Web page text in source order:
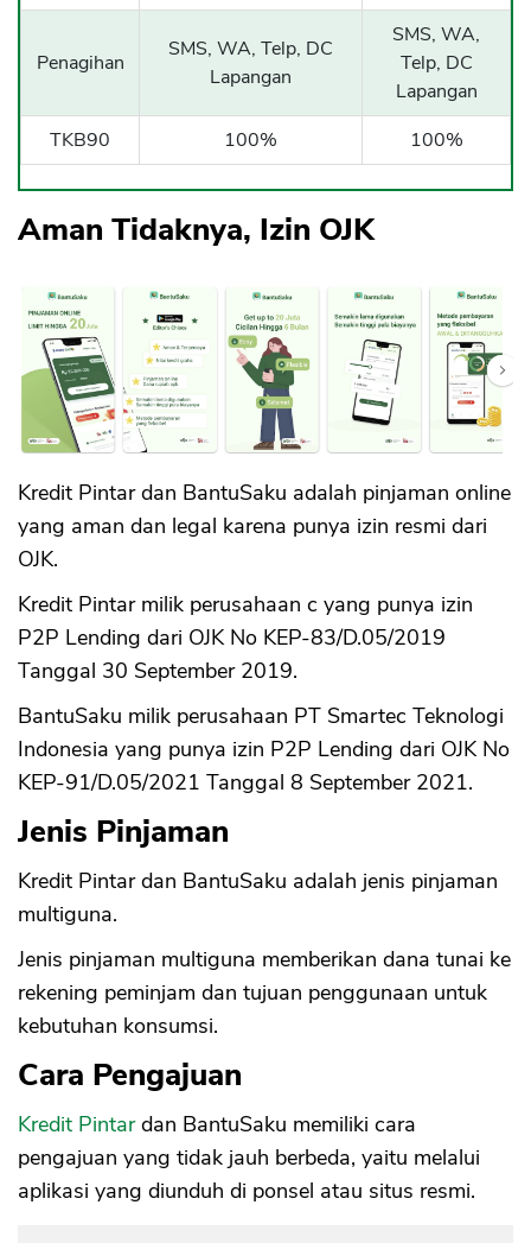
Penagihan
SMS, WA, Telp, DC
Lapangan
SMS, WA,
Telp, DC
Lapangan
TKB90
100% 100%
Aman Tidaknya, Izin OJK
Kredit Pintar dan BantuSaku adalah pinjaman online
yang aman dan legal karena punya izin resmi dari
OJK.
Kredit Pintar milik perusahaan c yang punya izin
P2P Lending dari OJK No KEP-83/D.05/2019
Tanggal 30 September 2019.
BantuSaku milik perusahaan PT Smartec Teknologi
Indonesia yang punya izin P2P Lending dari OJK No
KEP-91/D.05/2021 Tanggal 8 September 2021.
Jenis Pinjaman
Kredit Pintar dan BantuSaku adalah jenis pinjaman
multiguna.
Jenis pinjaman multiguna memberikan dana tunai ke
rekening peminjam dan tujuan penggunaan untuk
kebutuhan konsumsi.
Cara Pengajuan
Kredit Pintardan BantuSaku memiliki cara
pengajuan yang tidak jauh berbeda, yaitu melalui
aplikasi yang diunduh di ponsel atau situs resmi.